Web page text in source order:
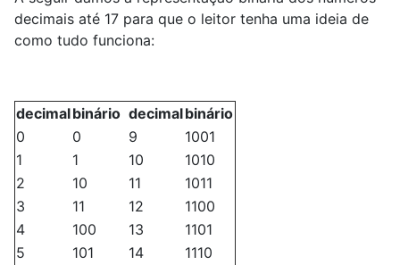
decimais até 17 para que o leitor tenha uma ideia de
como tudo funciona:
decimalbinário decimalbinário
0
0 9
1001
1
1 10
1010
2
10 11
1011
3
11 12
1100
4
100 13
1101
5
101 14 1110